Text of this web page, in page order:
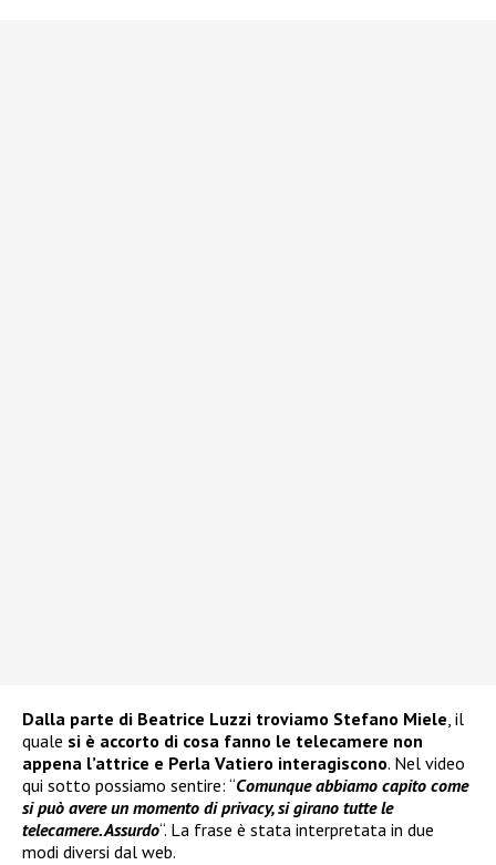
Dalla parte di Beatrice Luzzi troviamo Stefano Miele, il
quale si è accorto di cosa fanno le telecamere non
appena l’attrice e Perla Vatiero interagiscono. Nel video
qui sotto possiamo sentire: “Comunque abbiamo capito come
si può avere un momento di privacy, si girano tutte le
telecamere. Assurdo“. La frase è stata interpretata in due
modi diversi dal web.